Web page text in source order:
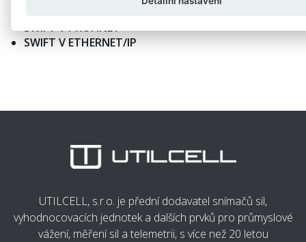
SWIFT V PROFINET
SWIFT V ETHERNET/IP
UTILCELL, s.r.o. je přední dodavatel snímačů sil,
vyhodnocovacích jednotek a dalších prvků pro průmyslové
vážení, měření sil a telemetrii, s více než 20 letou